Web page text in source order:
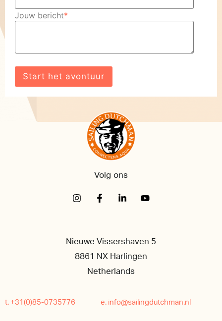
Jouw bericht*
Volg ons
Nieuwe Vissershaven 5
8861 NX Harlingen
Netherlands
t. +31(0)85-0735776 e. info@sailingdutchman.nl